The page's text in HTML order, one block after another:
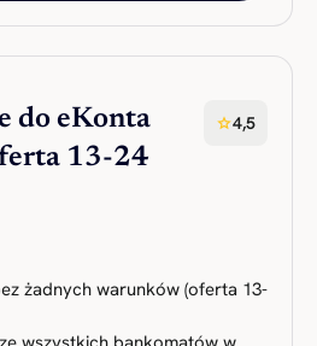
do eKonta
13-24
star4,5
żadnych warunków (oferta 13-